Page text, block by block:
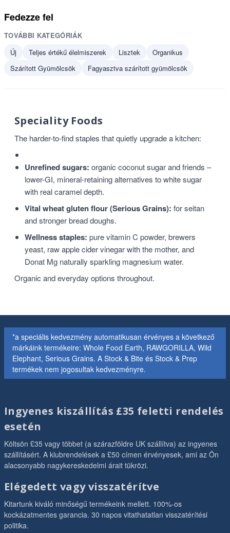
Fedezze fel
TOVÁBBI KATEGÓRIÁK
Új
Teljes értékű élelmiszerek Lisztek
Organikus
Szárított Gyümölcsök
Fagyasztva szárított gyümölcsök
Speciality Foods
The harder-to-find staples that quietly upgrade a kitchen:
Unrefined sugars: organic coconut sugar and friends –
lower-GI, mineral-retaining alternatives to white sugar
with real caramel depth.
Vital wheat gluten flour (Serious Grains): for seitan
and stronger bread doughs.
Wellness staples: pure vitamin C powder, brewers
yeast, raw apple cider vinegar with the mother, and
Donat Mg naturally sparkling magnesium water.
Organic and everyday options throughout.
*a speciális kedvezmény automatikusan érvényes a következő
márkáink termékeire: Whole Food Earth, RAWGORILLA, Wild
Elephant, Serious Grains. A Stock & Bite és Stock & Prep
termékek nem jogosultak kedvezményre.
Ingyenes kiszállítás £35 feletti rendelés
esetén
Költsön £35 vagy többet (a szárazföldre UK szállítva) az ingyenes
szállításért. A klubrendelések a £50 címen érvényesek, ami az Ön
alacsonyabb nagykereskedelmi árait tükrözi.
Elégedett vagy visszatérítve
Kitartunk kiváló minőségű termékeink mellett. 100%-os
kockázatmentes garancia. 30 napos vitathatatlan visszatérítési
politika.